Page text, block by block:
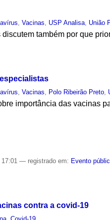
,Vacinas USP Analisa União
também por que
,Vacinas Polo Ribeirão Preto
importância das vacinas
17:01— registrado em: Evento
contra a covid-19